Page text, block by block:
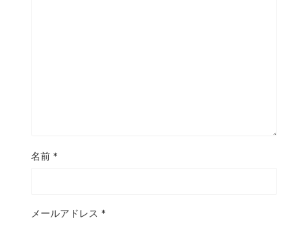
名前 *
メールアドレス *